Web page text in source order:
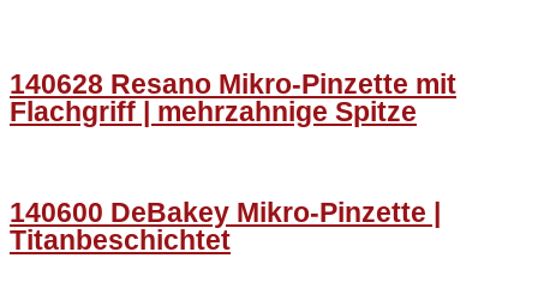
140628 Resano Mikro-Pinzette mit
Flachgriff | mehrzahnige Spitze
140600 DeBakey Mikro-Pinzette |
Titanbeschichtet